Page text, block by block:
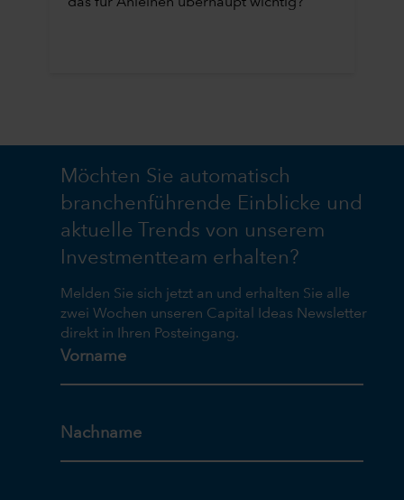
Möchten Sie automatisch
branchenführende Einblicke und
aktuelle Trends von unserem
Investmentteam erhalten?
Melden Sie sich jetzt an und erhalten Sie alle
zwei Wochen unseren Capital Ideas Newsletter
direkt in Ihren Posteingang.
Vorname
Nachname